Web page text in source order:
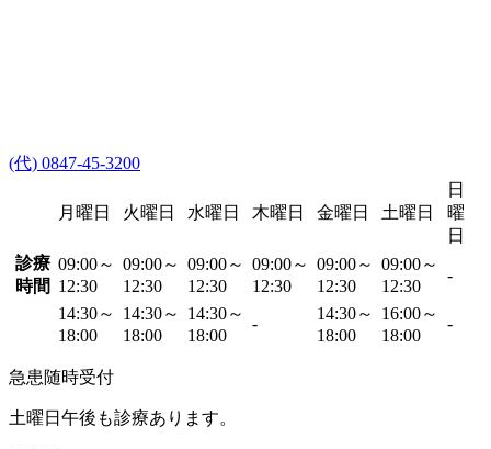
(代) 0847-45-3200
月曜日 火曜日 水曜日 木曜日 金曜日 土曜日
日
曜
日
診療
時間
09:00～
12:30
09:00～
12:30
09:00～
12:30
09:00～
12:30
09:00～
12:30
09:00～
12:30
-
14:30～
18:00
14:30～
18:00
14:30～
18:00
-
14:30～
18:00
16:00～
18:00
-
急患随時受付
土曜日午後も診療あります。